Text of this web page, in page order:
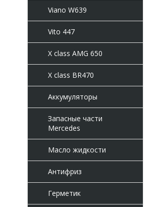
Viano W639
Vito 447
X class AMG 650
X class BR470
Аккумуляторы
Запасные части
Mercedes
Масло жидкости
Антифриз
Герметик